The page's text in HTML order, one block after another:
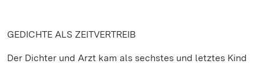
GEDICHTE ALS ZEITVERTREIB
Der Dichter und Arzt kam als sechstes und letztes Kind